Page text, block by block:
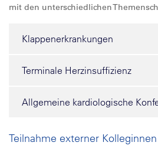
mit den unterschiedlichen
Klappenerkrankungen
Terminale Herzinsuffizienz
Allgemeine kardiologische
Teilnahme externer